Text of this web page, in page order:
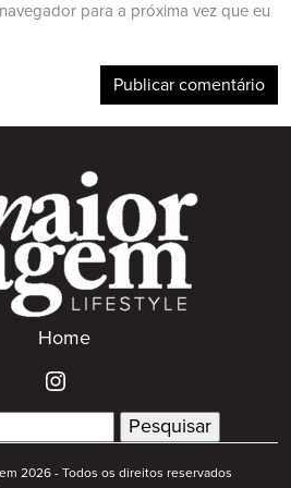
para a próxima vez que eu
Home
2026 - Todos os direitos reservados